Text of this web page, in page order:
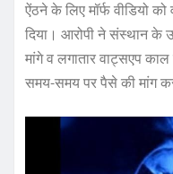
ऐंठने के लिए मॉर्फ वीडियो
दिया। आरोपी ने संस्थान के
मांगे व लगातार वाट्सएप
समय-समय पर पैसे की मांग